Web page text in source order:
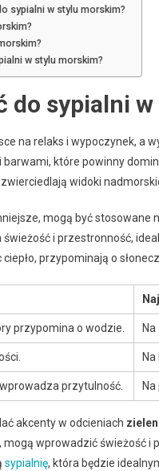
sypialni w stylu morskim?
w stylu morskim?
do sypialni
na relaks i wypoczynek, a
które powinny
widoki
mogą być
i przestronność,
przypominają o
przypomina o wodzie.
przytulność.
akcenty w odcieniach
wprowadzić świeżość i
sypialnię, która będzie